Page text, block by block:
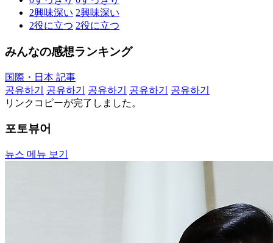
2興味深い 2興味深い
2役に立つ 2役に立つ
みんなの感想ランキング
国際・日本 記事
공유하기
공유하기 공유하기 공유하기
공유하기
リンクコピーが完了しました。
포토뷰어
뉴스 메뉴 보기